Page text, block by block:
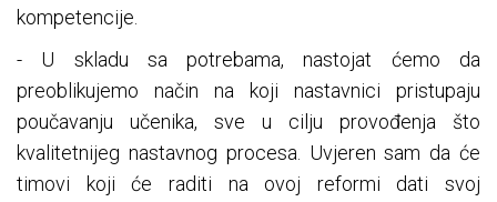
kompetencije.
- U skladu sa potrebama, nastojat ćemo da
preoblikujemo način na koji nastavnici pristupaju
poučavanju učenika, sve u cilju provođenja što
kvalitetnijeg nastavnog procesa. Uvjeren sam da će
timovi koji će raditi na ovoj reformi dati svoj